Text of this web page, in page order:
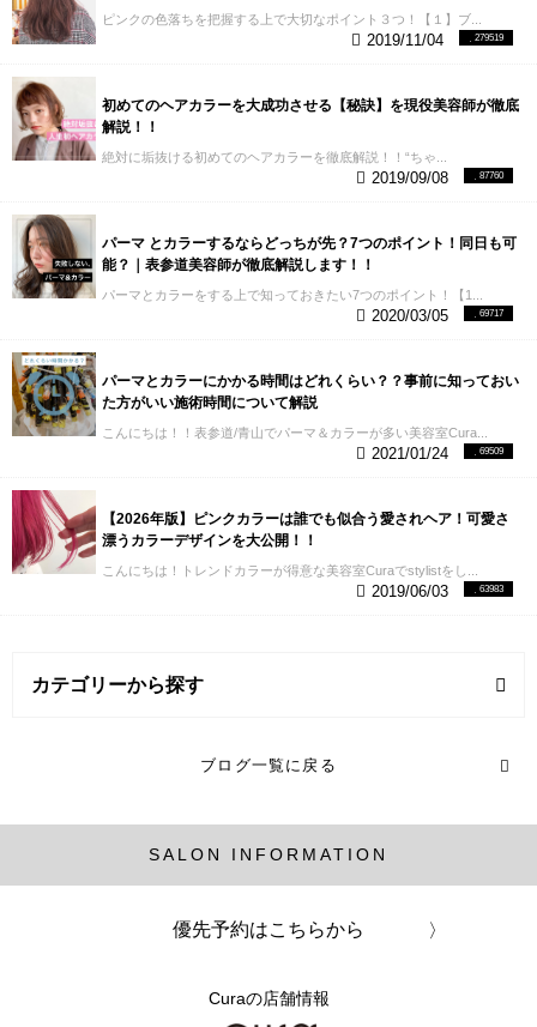
ピンクの色落ちを把握する上で大切なポイント３つ！【１】ブ...
279519
2019/11/04
初めてのヘアカラーを大成功させる【秘訣】を現役美容師が徹底
解説！！
絶対に垢抜ける初めてのヘアカラーを徹底解説！！“ちゃ...
87760
2019/09/08
パーマ とカラーするならどっちが先？7つのポイント！同日も可
能？｜表参道美容師が徹底解説します！！
パーマとカラーをする上で知っておきたい7つのポイント！【1...
69717
2020/03/05
パーマとカラーにかかる時間はどれくらい？？事前に知っておい
た方がいい施術時間について解説
こんにちは！！表参道/青山でパーマ＆カラーが多い美容室Cura...
69509
2021/01/24
【2026年版】ピンクカラーは誰でも似合う愛されヘア！可愛さ
漂うカラーデザインを大公開！！
こんにちは！トレンドカラーが得意な美容室Curaでstylistをし...
63983
2019/06/03
カテゴリーから探す
ブログ一覧に戻る
SALON INFORMATION
優先予約はこちらから
Curaの店舗情報